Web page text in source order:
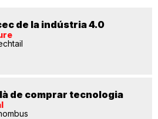
de la indústria 4.0
de comprar tecnologia